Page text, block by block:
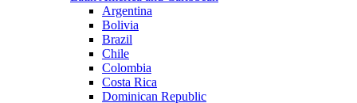
Argentina
Bolivia
Brazil
Chile
Colombia
Costa Rica
Dominican Republic